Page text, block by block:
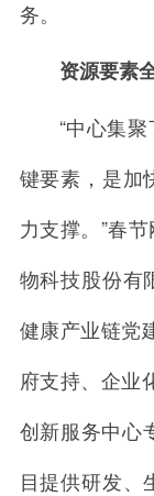
务。
资源要素
“中心集
键要素，是加
力支撑。”春
物科技股份有
健康产业链党
府支持、企业
创新服务中心
目提供研发、